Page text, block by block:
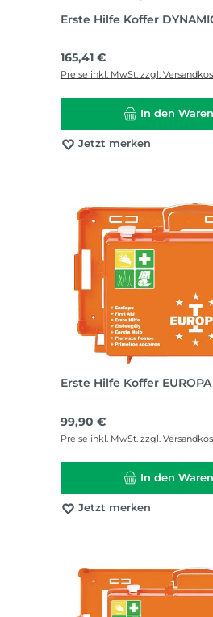
Erste Hilfe Koffer
Regulärer Preis:
165,41 €
Preise inkl. MwSt. zzgl.
In den
Jetzt merken
Erste Hilfe Koffer EUROPA
Regulärer Preis:
99,90 €
Preise inkl. MwSt. zzgl.
In den
Jetzt merken